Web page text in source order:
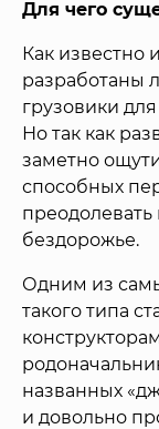
Для чего
Как известно
разработаны
грузовики
Но так как
заметно
способных
преодолевать
бездорожье.
Одним из
такого типа
названных
и довольно